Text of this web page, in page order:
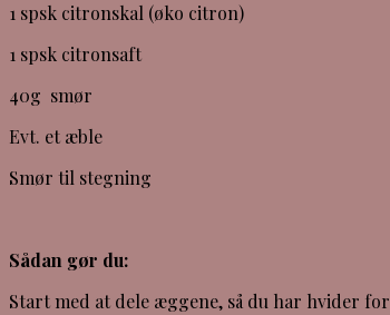
1 spsk citronskal (øko citron)
1 spsk citronsaft
40g smør
Evt. et æble
Smør til stegning
Sådan gør du:
Start med at dele æggene, så du har hvider